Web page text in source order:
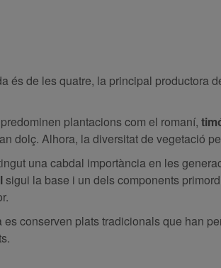
és de les quatre, la principal productora
plantacions com el romaní,
dolç. Alhora, la diversitat de vegetació
una cabdal importància en les
sigui la base i un dels components
es conserven plats tradicionals que han